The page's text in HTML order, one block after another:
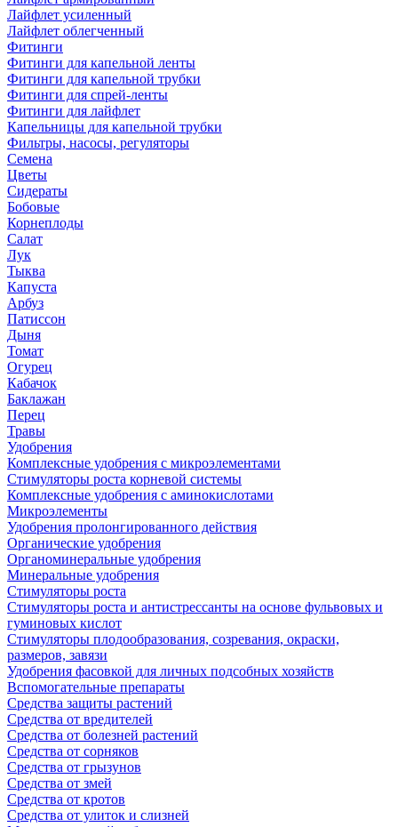
Лайфлет усиленный
Лайфлет облегченный
Фитинги
Фитинги для капельной ленты
Фитинги для капельной трубки
Фитинги для спрей-ленты
Фитинги для лайфлет
Капельницы для капельной трубки
Фильтры, насосы, регуляторы
Семена
Цветы
Сидераты
Бобовые
Корнеплоды
Салат
Лук
Тыква
Капуста
Арбуз
Патиссон
Дыня
Томат
Огурец
Кабачок
Баклажан
Перец
Травы
Удобрения
Комплексные удобрения с микроэлементами
Стимуляторы роста корневой системы
Комплексные удобрения с аминокислотами
Микроэлементы
Удобрения пролонгированного действия
Органические удобрения
Органоминеральные удобрения
Минеральные удобрения
Стимуляторы роста
Стимуляторы роста и антистрессанты на основе фульвовых и
гуминовых кислот
Стимуляторы плодообразования, созревания, окраски,
размеров, завязи
Удобрения фасовкой для личных подсобных хозяйств
Вспомогательные препараты
Средства защиты растений
Средства от вредителей
Средства от болезней растений
Средства от сорняков
Средства от грызунов
Средства от змей
Средства от кротов
Средства от улиток и слизней